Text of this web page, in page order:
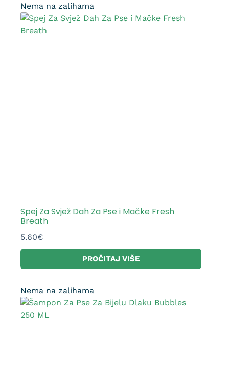
Nema na zalihama
Spej Za Svjež Dah Za Pse i Mačke Fresh
Breath
5.60€
PROČITAJ VIŠE
Nema na zalihama